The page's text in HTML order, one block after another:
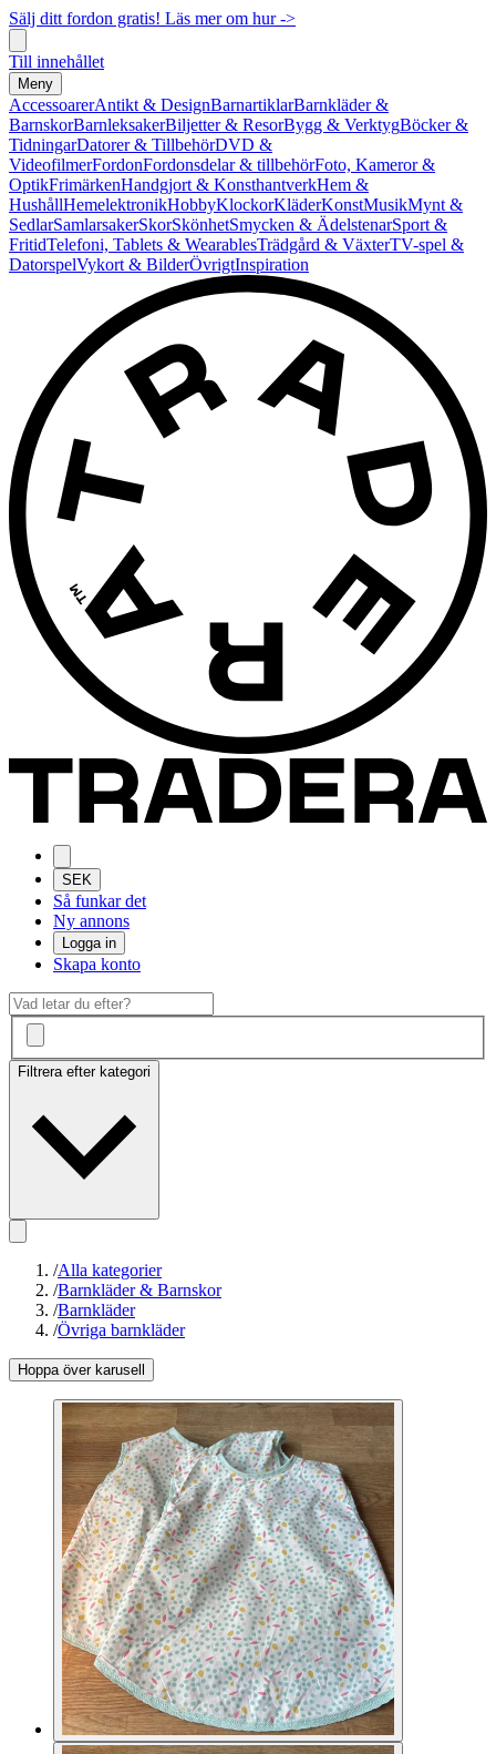
Sälj ditt fordon gratis! Läs mer om hur ->
Till innehållet
Meny
AccessoarerAntikt & DesignBarnartiklarBarnkläder &
BarnskorBarnleksakerBiljetter & ResorBygg & VerktygBöcker &
TidningarDatorer & TillbehörDVD &
VideofilmerFordonFordonsdelar & tillbehörFoto, Kameror &
OptikFrimärkenHandgjort & KonsthantverkHem &
HushållHemelektronikHobbyKlockorKläderKonstMusikMynt &
SedlarSamlarsakerSkorSkönhetSmycken & ÄdelstenarSport &
FritidTelefoni, Tablets & WearablesTrädgård & VäxterTV-spel &
DatorspelVykort & BilderÖvrigtInspiration
SEK
Så funkar det
Ny annons
Logga in
Skapa konto
Filtrera efter kategori
/Alla kategorier
/Barnkläder & Barnskor
/Barnkläder
/Övriga barnkläder
Hoppa över karusell